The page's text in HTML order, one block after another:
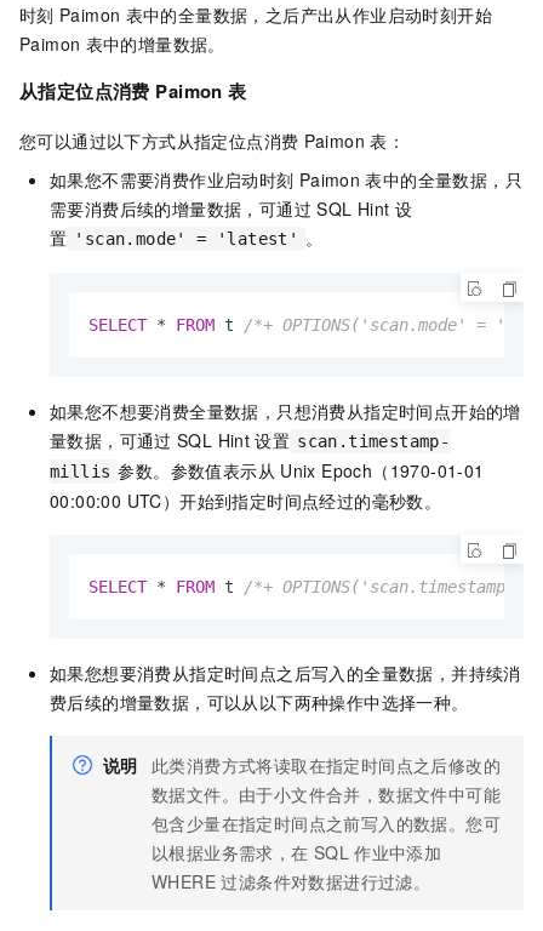
时刻 Paimon 表中的全量数据，之后产出从作业启动时刻开始
Paimon 表中的增量数据。
从指定位点消费 Paimon 表
您可以通过以下方式从指定位点消费 Paimon 表：
如果您不需要消费作业启动时刻 Paimon 表中的全量数据，只
需要消费后续的增量数据，可通过 SQL Hint 设
置 'scan.mode' = 'latest' 。
SELECT * FROM t /*+ OPTIONS('scan.mode' =
如果您不想要消费全量数据，只想消费从指定时间点开始的增
量数据，可通过 SQL Hint 设置 scan.timestamp-
millis 参数。参数值表示从 Unix Epoch（1970-01-01
00:00:00 UTC）开始到指定时间点经过的毫秒数。
SELECT * FROM t /*+
如果您想要消费从指定时间点之后写入的全量数据，并持续消
费后续的增量数据，可以从以下两种操作中选择一种。
说明
此类消费方式将读取在指定时间点之后修改的
数据文件。由于小文件合并，数据文件中可能
包含少量在指定时间点之前写入的数据。您可
以根据业务需求，在 SQL 作业中添加
WHERE 过滤条件对数据进行过滤。